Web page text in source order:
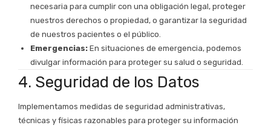
necesaria para cumplir con una obligación legal, proteger
nuestros derechos o propiedad, o garantizar la seguridad
de nuestros pacientes o el público.
Emergencias: En situaciones de emergencia, podemos
divulgar información para proteger su salud o seguridad.
4. Seguridad de los Datos
Implementamos medidas de seguridad administrativas,
técnicas y físicas razonables para proteger su información